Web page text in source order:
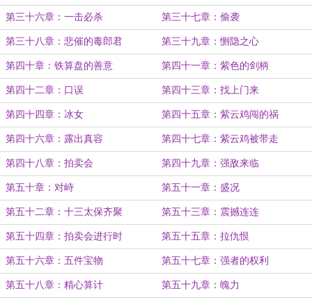
第三十六章：一击必杀 第三十七章：偷袭
第三十八章：悲催的毒郎君 第三十九章：恻隐之心
第四十章：铁算盘的善意 第四十一章：紫色的剑柄
第四十二章：口误 第四十三章：找上门来
第四十四章：冰女 第四十五章：紫云鸡闯的祸
第四十六章：露出真容 第四十七章：紫云鸡被带走
第四十八章：拍卖会 第四十九章：强敌来临
第五十章：对峙 第五十一章：盛况
第五十二章：十三太保齐聚 第五十三章：震撼连连
第五十四章：拍卖会进行时 第五十五章：拉仇恨
第五十六章：五件宝物 第五十七章：强者的权利
第五十八章：精心算计 第五十九章：魄力